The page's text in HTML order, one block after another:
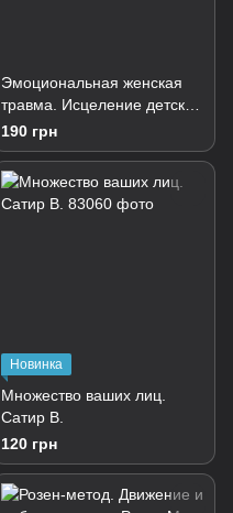
Эмоциональная женская
травма. Исцеление детской
травмы, полученной
дочерью в отношениях с
отцом. Леонард Л.Ш.
190 грн
Новинка
Множество ваших лиц.
Сатир В.
120 грн